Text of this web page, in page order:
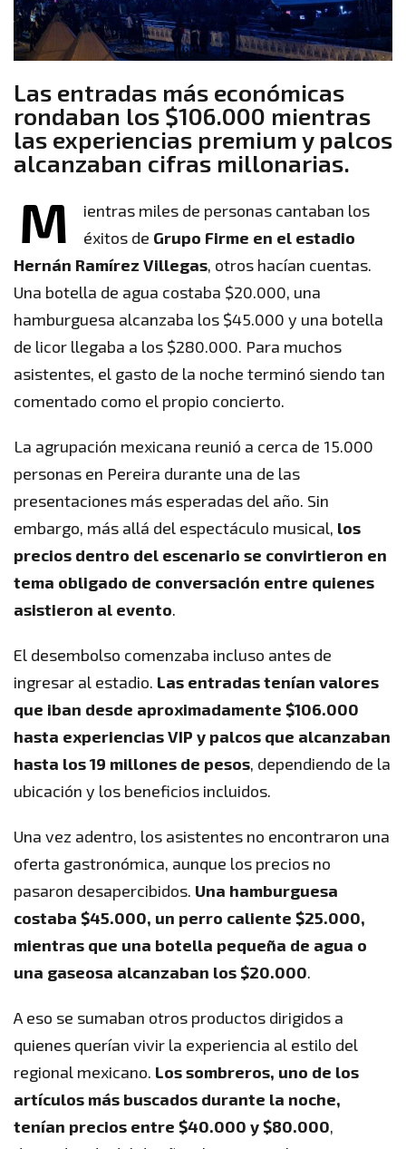
Las entradas más económicas
rondaban los $106.000 mientras
las experiencias premium y palcos
alcanzaban cifras millonarias.
M
ientras miles de personas cantaban los
éxitos de Grupo Firme en el estadio
Hernán Ramírez Villegas, otros hacían cuentas.
Una botella de agua costaba $20.000, una
hamburguesa alcanzaba los $45.000 y una botella
de licor llegaba a los $280.000. Para muchos
asistentes, el gasto de la noche terminó siendo tan
comentado como el propio concierto.
La agrupación mexicana reunió a cerca de 15.000
personas en Pereira durante una de las
presentaciones más esperadas del año. Sin
embargo, más allá del espectáculo musical, los
precios dentro del escenario se convirtieron en
tema obligado de conversación entre quienes
asistieron al evento.
El desembolso comenzaba incluso antes de
ingresar al estadio. Las entradas tenían valores
que iban desde aproximadamente $106.000
hasta experiencias VIP y palcos que alcanzaban
hasta los 19 millones de pesos, dependiendo de la
ubicación y los beneficios incluidos.
Una vez adentro, los asistentes no encontraron una
oferta gastronómica, aunque los precios no
pasaron desapercibidos. Una hamburguesa
costaba $45.000, un perro caliente $25.000,
mientras que una botella pequeña de agua o
una gaseosa alcanzaban los $20.000.
A eso se sumaban otros productos dirigidos a
quienes querían vivir la experiencia al estilo del
regional mexicano. Los sombreros, uno de los
artículos más buscados durante la noche,
tenían precios entre $40.000 y $80.000,